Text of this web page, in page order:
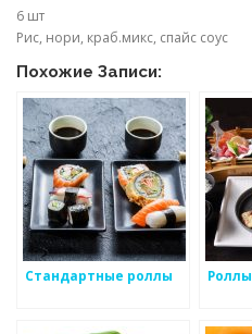
6 шт
Рис, нори, краб.микс, спайс соус
Похожие Записи:
Стандартные роллы Роллы